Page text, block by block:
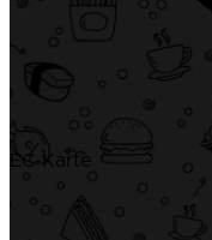
EC-Karte